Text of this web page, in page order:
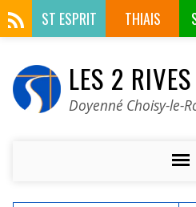
ST ESPRIT THIAIS
LES 2 RIVES
Doyenné Choisy-le-